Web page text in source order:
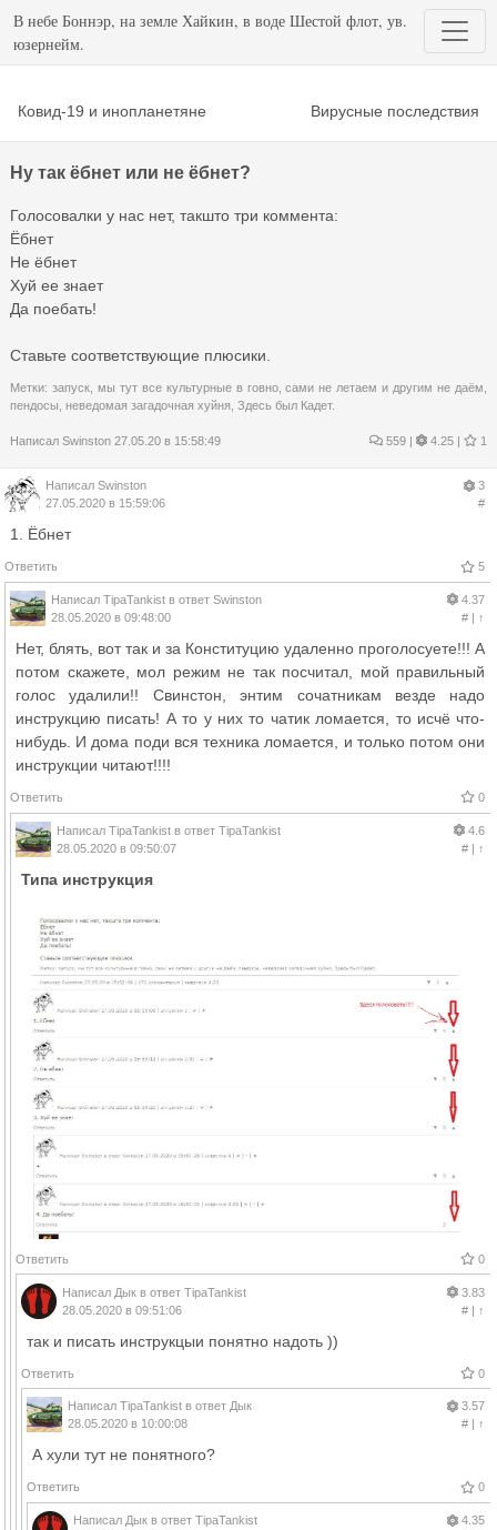
В небе Боннэр, на земле Хайкин, в воде Шестой флот, ув.
юзернейм.
Ковид-19 и инопланетяне Вирусные последствия
Ну так ёбнет или не ёбнет?
Голосовалки у нас нет, такшто три коммента:
Ёбнет
Не ёбнет
Хуй ее знает
Да поебать!
Ставьте соответствующие плюсики.
Метки: запуск, мы тут все культурные в говно,сами не летаем и другим не даём
пендосы неведомая загадочная хуйня Здесь был Кадет.
Написал Swinston 27.05.20 в 15:58:49 559 | 4.25 | 1
Написал Swinston
27.05.2020 в 15:59:06
3
#
1. Ёбнет
Ответить 5
Написал TipaTankist в ответ Swinston
28.05.2020 в 09:48:00
4.37
#| ↑
Нет, блять, вот так и за Конституцию удаленно проголосуете!!! А
потом скажете, мол режим не так посчитал, мой правильный
голос удалили!! Свинстон, энтим сочатникам везде надо
инструкцию писать! А то у них то чатик ломается, то исчё что-
нибудь. И дома поди вся техника ломается, и только потом они
инструкции читают!!!!
Ответить 0
Написал TipaTankist в ответ TipaTankist
28.05.2020 в 09:50:07
4.6
#| ↑
Типа инструкция
Ответить 0
Написал Дык в ответ TipaTankist
28.05.2020 в 09:51:06
3.83
#| ↑
так и писать инструкцыи понятно надоть ))
Ответить 0
Написал TipaTankist в ответ Дык
28.05.2020 в 10:00:08
3.57
#| ↑
А хули тут не понятного?
Ответить 0
Написал Дык в ответ TipaTankist
4.35